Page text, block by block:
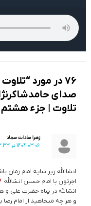
76 در مورد
صدای
تلاوت | جزء هشتم
زهرا سادات سجاد
1404-03-06 در 23:33
انشاالله زیر سایه امام زمان
اجرتون با امام حسین انشالله
انشالله در پناه حضرت علی
و هر چه میخاهید از امام رضا